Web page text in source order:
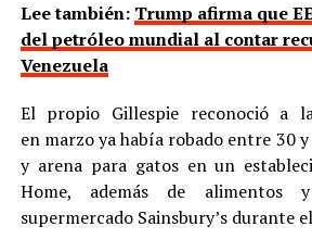
Lee también: Trump afirma que
del petróleo mundial al contar
Venezuela
El propio Gillespie reconoció a
en marzo ya había robado entre 30
y arena para gatos en un
Home, además de alimentos
supermercado Sainsbury’s durante